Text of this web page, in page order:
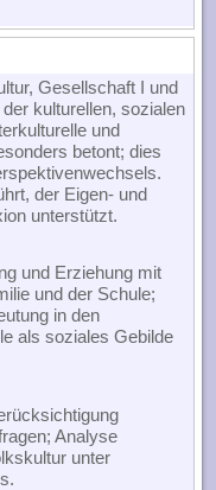
Gesellschaft I und
kulturellen, sozialen
und
betont; dies
der Eigen- und
unterstützt.
und Erziehung mit
und der Schule;
in den
als soziales Gebilde
Analyse
unter